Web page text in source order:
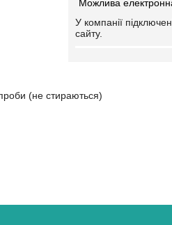
У компанії
сайту.
(не стираються)